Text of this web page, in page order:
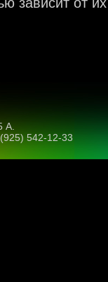
А.
542-12-33